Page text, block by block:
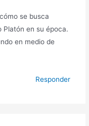
se busca
Platón en su época.
en medio de
Responder